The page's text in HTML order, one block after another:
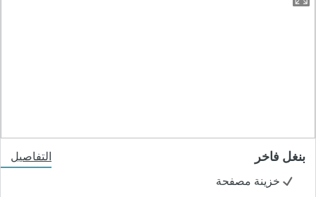
بنغل فاخر
التفاصيل
خزينة مصفحة